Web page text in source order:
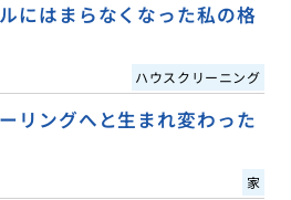
にはまらなくなった私の格
ハウスクリーニング
リングへと生まれ変わった
家